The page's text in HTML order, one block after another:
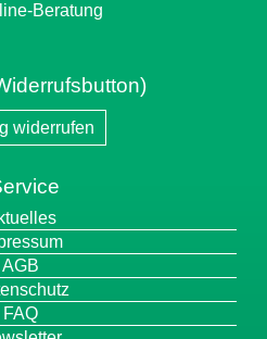
Beratung
widerrufen
Navigation
überspringen
AGB
FAQ